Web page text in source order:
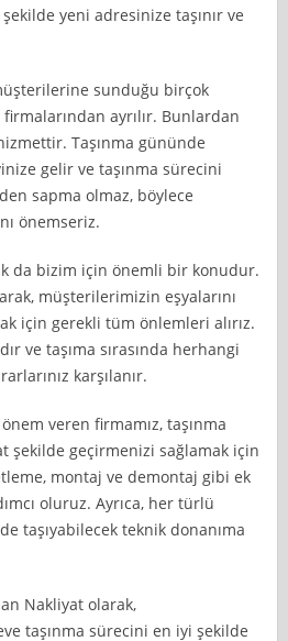
yeni adresinize taşınır ve
sunduğu birçok
ayrılır. Bunlardan
Taşınma gününde
gelir ve taşınma sürecini
sapma olmaz, böylece
önemseriz.
da bizim için önemli bir konudur.
müşterilerimizin eşyalarını
için gerekli tüm önlemleri alırız.
ve taşıma sırasında herhangi
karşılanır.
veren firmamız, taşınma
şekilde geçirmenizi sağlamak için
montaj ve demontaj gibi ek
oluruz. Ayrıca, her türlü
taşıyabilecek teknik donanıma
Nakliyat olarak,
taşınma sürecini en iyi şekilde